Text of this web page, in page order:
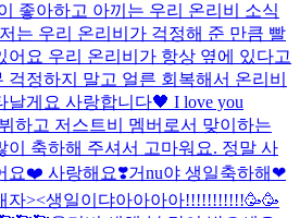
좋아하고 아끼는 우리 온리비 소식
는 우리 온리비가 걱정해 준 만큼 빨
어요 우리 온리비가 항상 옆에 있다고
정하지 말고 얼른 회복해서 온리비
게요 사랑합니다🖤 I love you
하고 저스트비 멤버로서 맞이하는
이 축하해 주셔서 고마워요. 정말 사
요❤️ 사랑해요❣️거nu야 생일축하해❤
자><생일이댜아아아아!!!!!!!!!!!🥳🥳